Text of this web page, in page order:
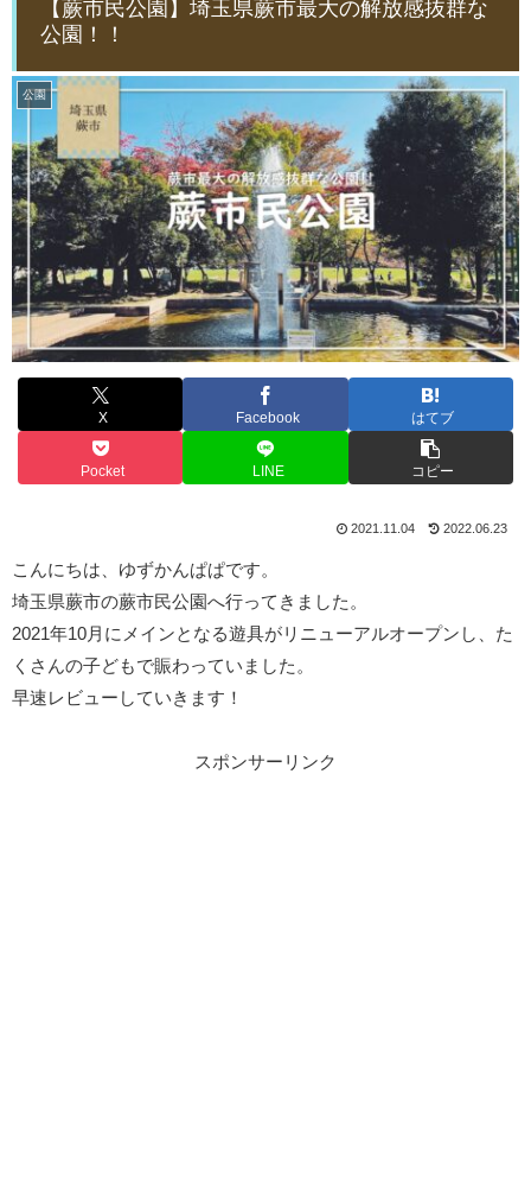
【蕨市民公園】埼玉県蕨市最大の解放感抜群な
公園！！
公園
X Facebook はてブ
Pocket LINE コピー
2021.11.04 2022.06.23
こんにちは、ゆずかんぱぱです。
埼玉県蕨市の蕨市民公園へ行ってきました。
2021年10月にメインとなる遊具がリニューアルオープンし、た
くさんの子どもで賑わっていました。
早速レビューしていきます！
スポンサーリンク